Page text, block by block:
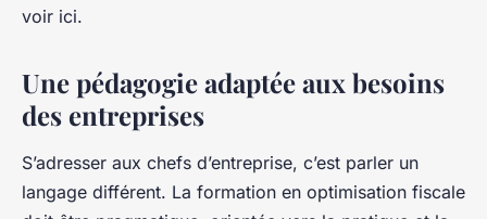
voir ici.
Une pédagogie adaptée aux besoins
des entreprises
S’adresser aux chefs d’entreprise, c’est parler un
langage différent. La formation en optimisation fiscale